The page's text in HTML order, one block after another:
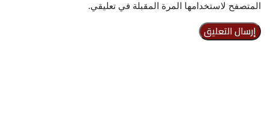
المتصفح لاستخدامها المرة المقبلة في تعليقي.